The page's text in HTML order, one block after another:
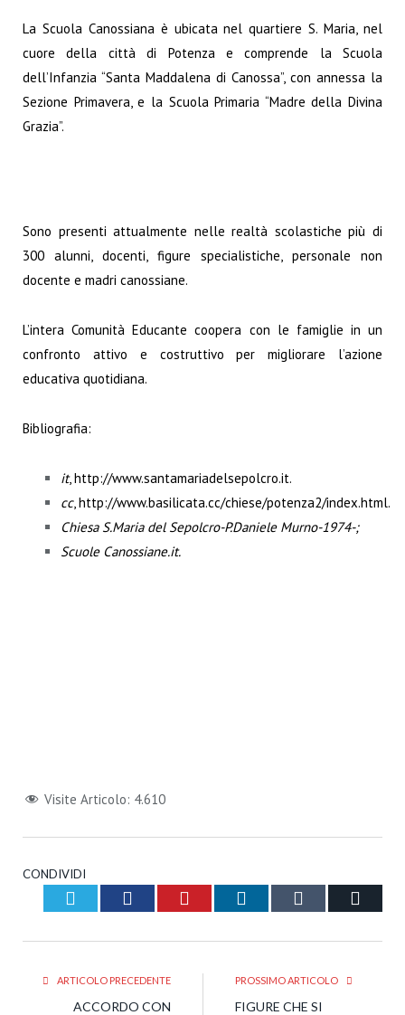
La Scuola Canossiana è ubicata nel quartiere S. Maria, nel
cuore della città di Potenza e comprende la Scuola
dell’Infanzia “Santa Maddalena di Canossa”, con annessa la
Sezione Primavera, e la Scuola Primaria “Madre della Divina
Grazia”.
Sono presenti attualmente nelle realtà scolastiche più di
300 alunni, docenti, figure specialistiche, personale non
docente e madri canossiane.
L’intera Comunità Educante coopera con le famiglie in un
confronto attivo e costruttivo per migliorare l’azione
educativa quotidiana.
Bibliografia:
it, http://www.santamariadelsepolcro.it.
cc, http://www.basilicata.cc/chiese/potenza2/index.html.
Chiesa S.Maria del Sepolcro-P.Daniele Murno-1974-;
Scuole Canossiane.it.
Visite Articolo: 4.610
CONDIVIDI
Twitter Facebook Pinterest LinkedIn Tumblr
ARTICOLO PRECEDENTE
ACCORDO CON
PROSSIMO ARTICOLO
FIGURE CHE SI